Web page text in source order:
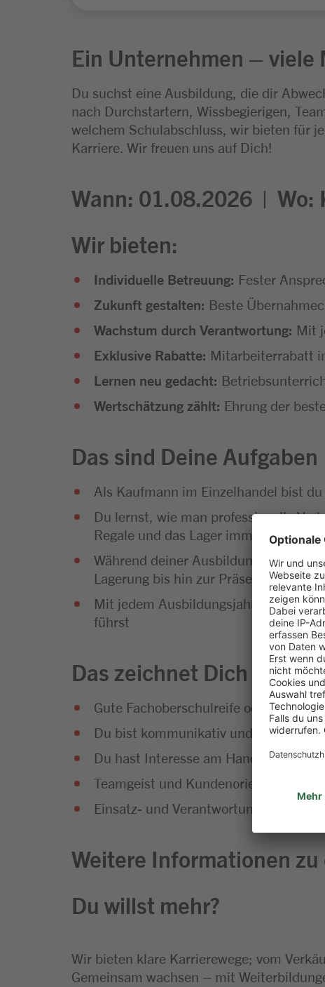
Ein Unternehmen – viele
Du suchst eine Ausbildung, die dir
nach Durchstartern, Wissbegierigen,
welchem Schulabschluss, wir bieten für
Karriere. Wir freuen uns auf Dich!
Wann: 01.08.2026 | Wo:
Wir bieten:
Individuelle Betreuung: Fester
Zukunft gestalten: Beste
Wachstum durch Verantwortung: Mit
Exklusive Rabatte: Mitarbeiterrabatt
Lernen neu gedacht:
Wertschätzung zählt: Ehrung der
Das sind Deine Aufgaben
Als Kaufmann im Einzelhandel bist
Du lernst, wie man professionelle
Regale und das Lager immer gut
Während deiner Ausbildung wirst du
Lagerung bis hin zur Präsentation
Mit jedem Ausbildungsjahr wächst
führst
Das zeichnet Dich aus
Gute Fachoberschulreife oder
Du bist kommunikativ und hast Spaß
Du hast Interesse am Handel und an
Teamgeist und Kundenorientierung
Einsatz- und
Weitere Informationen
Du willst mehr?
Wir bieten klare Karrierewege; vom
Gemeinsam wachsen – mit